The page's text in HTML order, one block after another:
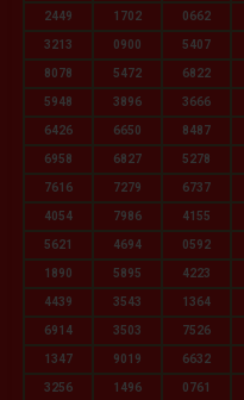
2449 1702 0662
3213 0900 5407
8078 5472 6822
5948 3896 3666
6426 6650 8487
6958 6827 5278
7616 7279 6737
4054 7986 4155
5621 4694 0592
1890 5895 4223
4439 3543 1364
6914 3503 7526
1347 9019 6632
3256 1496 0761